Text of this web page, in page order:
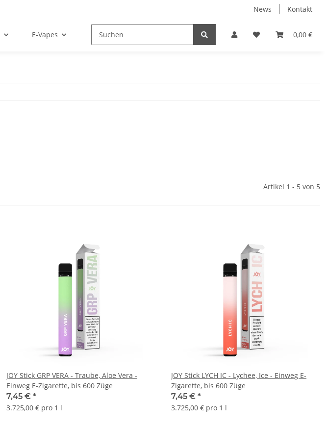
News Kontakt
0,00 €
E-Vapes
Artikel 1 - 5 von 5
JOY Stick GRP VERA - Traube, Aloe Vera -
Einweg E-Zigarette, bis 600 Züge
7,45 € *
3.725,00 € pro 1 l
JOY Stick LYCH IC - Lychee, Ice - Einweg E-
Zigarette, bis 600 Züge
7,45 € *
3.725,00 € pro 1 l